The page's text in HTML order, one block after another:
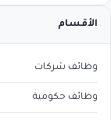
الأقسام
وظائف شركات
وظائف حكومية